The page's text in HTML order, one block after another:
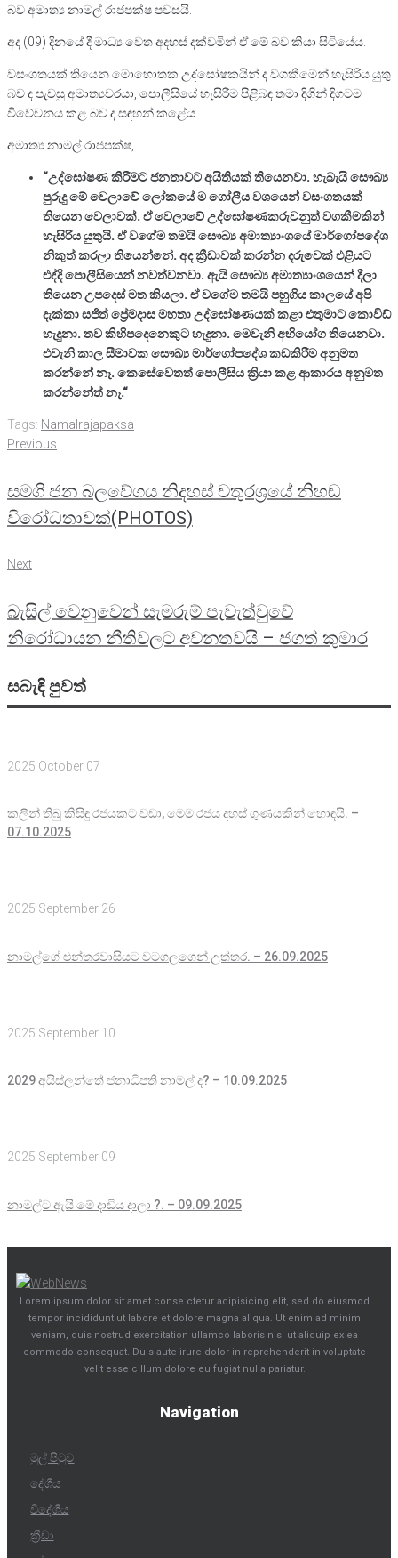
බව අමාත්‍ය නාමල් රාජපක්ෂ පවසයි.
අද (09) දිනයේ දී මාධ්‍ය වෙත අදහස් දක්වමින් ඒ මේ බව කියා සිටියේය.
වසංගතයක් තියෙන මොහොතක උද්ඝෝෂකයින් ද වගකීමෙන් හැසිරිය යුතු
බව ද පැවසු අමාත්‍යවරයා, පොලීසියේ හැසිරීම පිළිබඳ තමා දිගින් දිගටම
විවේචනය කළ බව ද සඳහන් කළේය.
අමාත්‍ය නාමල් රාජපක්ෂ,
“උද්ඝෝෂණ කිරීමට ජනතාවට අයිතියක් තියෙනවා. හැබැයි සෞඛ්‍ය
පුරුදු මේ වෙලාවේ ලෝකයේ ම ගෝලීය වශයෙන් වසංගතයක්
තියෙන වෙලාවක්. ඒ වෙලාවේ උද්ඝෝෂණකරුවනුත් වගකීමකින්
හැසිරිය යුතුයි. ඒ වගේම තමයි සෞඛ්‍ය අමාත්‍යාංශයේ මාර්ගෝපදේශ
නිකුත් කරලා තියෙන්නේ. අද ක්‍රීඩාවක් කරන්න දරුවෙක් එළියට
එද්දි පොලීසියෙන් නවත්වනවා. ඇයි සෞඛ්‍ය අමාත්‍යාංශයෙන් දීලා
තියෙන උපදෙස් මත කියලා. ඒ වගේම තමයි පහුගිය කාලයේ අපි
දැක්කා සජිත් ප්‍රේමදාස මහතා උද්ඝෝෂණයක් කළා එතුමාට කොවිඩ්
හැදුනා. තව කිහිපදෙනෙකුට හැදුනා. මෙවැනි අභියෝග තියෙනවා.
එවැනි කාල සීමාවක සෞඛ්‍ය මාර්ගෝපදේශ කඩකිරීම අනුමත
කරන්නේ නෑ. කෙසේවෙතත් පොලීසිය ක්‍රියා කළ ආකාරය අනුමත
කරන්නේත් නෑ.“
Tags: Namalrajapaksa
Post
navigation
Previous
Previous
සමගි ජන බලවේගය නිදහස් චතුරශ්‍රයේ නිහඬ
විරෝධතාවක්(PHOTOS)
Next
Next
බැසිල් වෙනුවෙන් සැමරුම් පැවැත්වුවේ
නිරෝධායන නීතිවලට අවනතවයි – ජගත් කුමාර
සබැඳි පුවත්
2025 October 07
කලින් තිබු කිසිඳු රජයකට වඩා, මෙම රජය දහස් ගුණයකින් හොඳයි. –
07.10.2025
2025 September 26
නාමල්ගේ එන්තරවාසියට වටගලගෙන් උත්තර. – 26.09.2025
2025 September 10
2029 අයිස්ලන්තේ ජනාධිපති නාමල් ද? – 10.09.2025
2025 September 09
නාමල්ට ඇයි මේ දාඩිය දාලා ?. – 09.09.2025
Lorem ipsum dolor sit amet conse ctetur adipisicing elit, sed do eiusmod
tempor incididunt ut labore et dolore magna aliqua. Ut enim ad minim
veniam, quis nostrud exercitation ullamco laboris nisi ut aliquip ex ea
commodo consequat. Duis aute irure dolor in reprehenderit in voluptate
velit esse cillum dolore eu fugiat nulla pariatur.
Navigation
මුල් පිටුව
දේශීය
විදේශීය
ක්‍රීඩා